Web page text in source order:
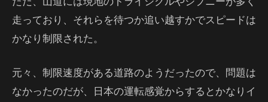
走っており、それらを待つか追い越すかでスピードは
かなり制限された。
元々、制限速度がある道路のようだったので、問題は
なかったのだが、日本の運転感覚からするとかなりイ